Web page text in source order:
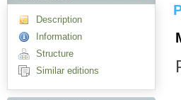
Description
Information
Structure
Similar editions